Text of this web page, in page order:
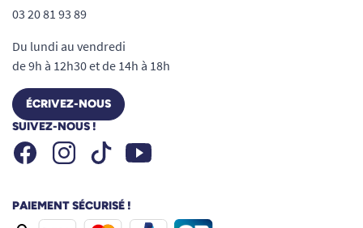
03 20 81 93 89
Du lundi au vendredi
de 9h à 12h30 et de 14h à 18h
ÉCRIVEZ-NOUS
SUIVEZ-NOUS !
FacebookInstagramTiktok Youtube
PAIEMENT SÉCURISÉ !